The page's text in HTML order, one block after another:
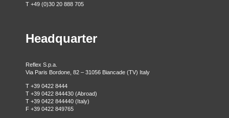
T +49 (0)30 20 888 705
Headquarter
Reflex S.p.a.
Via Paris Bordone, 82 – 31056 Biancade (TV) Italy
T +39 0422 8444
T +39 0422 844430 (Abroad)
T +39 0422 844440 (Italy)
F +39 0422 849765